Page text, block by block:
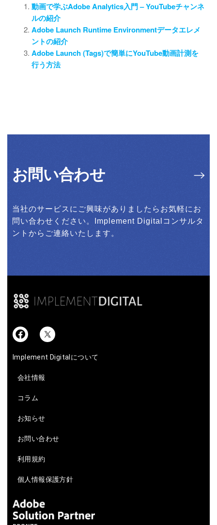
動画で学ぶAdobe Analytics入門 – YouTubeチャンネ
ルの紹介
Adobe Launch Runtime Environmentデータエレメ
ントの紹介
Adobe Launch (Tags)で簡単にYouTube動画計測を
行う方法
お問い合わせ
当社のサービスにご興味がありましたらお気軽にお
問い合わせください。Implement Digitalコンサルタ
ントからご連絡いたします。
Implement Digitalについて
会社情報
コラム
お知らせ
お問い合わせ
利用規約
個人情報保護方針